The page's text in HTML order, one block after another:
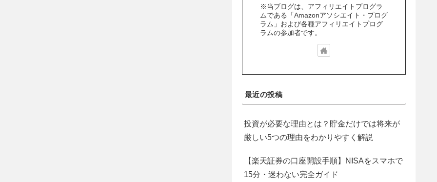
※当ブログは、アフィリエイトプログラ
ムである「Amazonアソシエイト・プログ
ラム」および各種アフィリエイトプログ
ラムの参加者です。
最近の投稿
投資が必要な理由とは？貯金だけでは将来が
厳しい5つの理由をわかりやすく解説
【楽天証券の口座開設手順】NISAをスマホで
15分・迷わない完全ガイド